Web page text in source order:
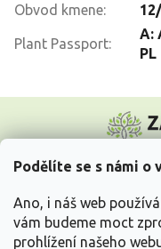
Podělíte se s námi o
Ano, i náš web
vám budeme moct
prohlížení našeho
Obvod kmene:
Plant Passport:
A:
PL
p
Vše o nákupu
Informace pro Vás